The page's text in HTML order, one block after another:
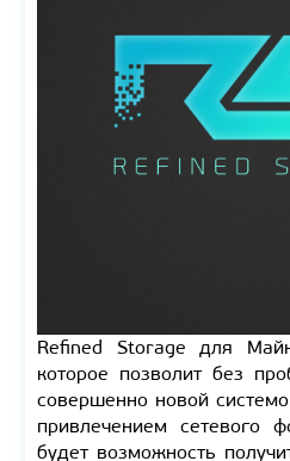
Refined Storage для
которое позволит без
совершенно новой
привлечением сетевого
будет возможность